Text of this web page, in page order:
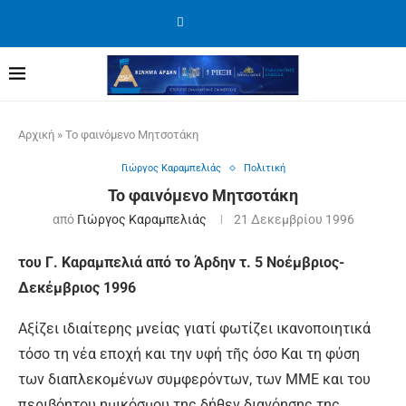
Αρχική » Το φαινόμενο Μητσοτάκη
Γιώργος Καραμπελιάς Πολιτική
Το φαινόμενο Μητσοτάκη
από Γιώργος Καραμπελιάς 21 Δεκεμβρίου 1996
του Γ. Καραμπελιά από το Άρδην τ. 5 Νοέμβριος-
Δεκέμβριος 1996
Αξίζει ιδιαίτερης µνείας γιατί φωτίζει ικανοποιητικά
τόσο τη νέα εποχή και την υφή τῆς όσο Και τη φύση
των διαπλεκομένων συμφερόντων, των ΜΜΕ και του